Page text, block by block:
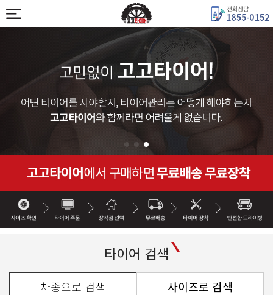
타이어 검색
차종으로 검색 사이즈로 검색